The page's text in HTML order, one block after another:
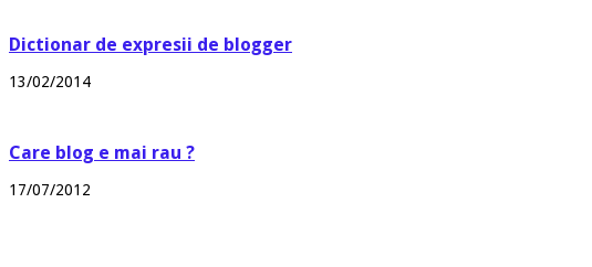
Dictionar de expresii de blogger
13/02/2014
Care blog e mai rau ?
17/07/2012